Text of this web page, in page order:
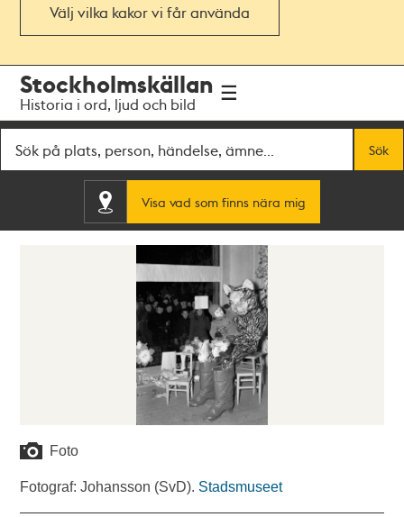
Välj vilka kakor vi får använda
navigationen
huvudinnehållet
Stockholmskällan
Historia i ord, ljud och bild
Sök
Visa vad som finns nära mig
Foto
Fotograf: Johansson (SvD). Stadsmuseet